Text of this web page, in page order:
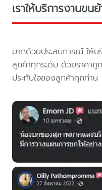
เราให้บริการงานข
มากด้วยประสบการณ์ ให้
ลูกค้าทุกระดับ ด้วยราคา
ประทับใจของลูกค้าทุกท่าน